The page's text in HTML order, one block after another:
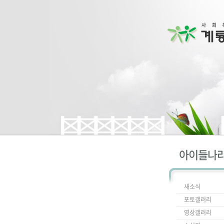
아이들나
새소식
포토갤러리
영상갤러리